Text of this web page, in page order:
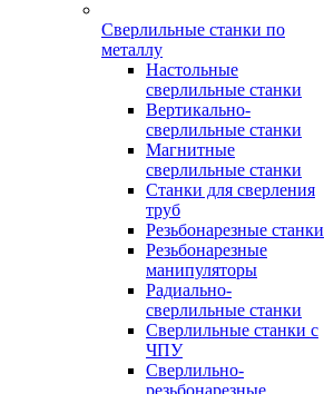
Сверлильные станки по
металлу
Настольные
сверлильные станки
Вертикально-
сверлильные станки
Магнитные
сверлильные станки
Станки для сверления
труб
Резьбонарезные станки
Резьбонарезные
манипуляторы
Радиально-
сверлильные станки
Сверлильные станки с
ЧПУ
Сверлильно-
резьбонарезные